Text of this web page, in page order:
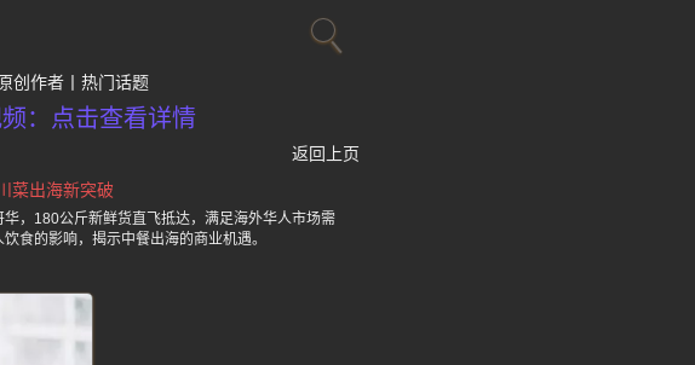
创作者 热门话题
：点击查看详情
返回上页
菜出海新突破
，180公斤新鲜货直飞抵达，满足海外华人市场需
食的影响，揭示中餐出海的商业机遇。